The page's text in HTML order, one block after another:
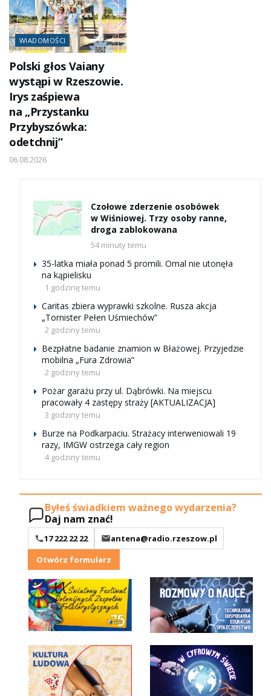
WIADOMOŚCI
Polski głos Vaiany
wystąpi w Rzeszowie.
Irys zaśpiewa
na „Przystanku
Przybyszówka:
odetchnij”
06.08.2026
Czołowe zderzenie osobówek
w Wiśniowej. Trzy osoby ranne,
droga zablokowana
54 minuty temu
35-latka miała ponad 5 promili. Omal nie utonęła
na kąpielisku
1 godzinę temu
Caritas zbiera wyprawki szkolne. Rusza akcja
„Tornister Pełen Uśmiechów”
2 godziny temu
Bezpłatne badanie znamion w Błażowej. Przyjedzie
mobilna „Fura Zdrowia”
2 godziny temu
Pożar garażu przy ul. Dąbrówki. Na miejscu
pracowały 4 zastępy straży [AKTUALIZACJA]
3 godziny temu
Burze na Podkarpaciu. Strażacy interweniowali 19
razy, IMGW ostrzega cały region
4 godziny temu
Byłeś świadkiem ważnego wydarzenia?
Daj nam znać!
17 222 22 22
antena@radio.rzeszow.pl
Otwórz formularz